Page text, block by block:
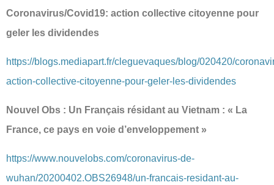
Coronavirus/Covid19: action collective citoyenne pour
geler les dividendes
https://blogs.mediapart.fr/cleguevaques/blog/020420/
action-collective-citoyenne-pour-geler-les-dividendes
Nouvel Obs : Un Français résidant au Vietnam : « La
France, ce pays en voie d’enveloppement »
https://www.nouvelobs.com/coronavirus-de-
wuhan/20200402.OBS26948/un-francais-residant-au-